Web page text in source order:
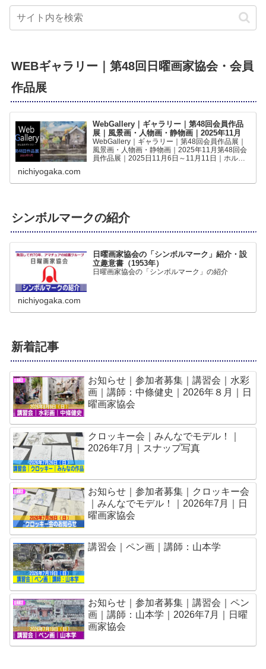
WEBギャラリー｜第48回日曜画家協会・会員
作品展
WebGallery｜ギャラリー｜第48回会員作品
展｜風景画・人物画・静物画｜2025年11月
WebGallery｜ギャラリー｜第48回会員作品展｜
風景画・人物画・静物画｜2025年11月第48回会
員作品展｜2025日11月6日～11月11日｜ホルベ
nichiyogaka.com
シンボルマークの紹介
日曜画家協会の「シンボルマーク」紹介・設
立趣意書（1953年）
日曜画家協会の「シンボルマーク」の紹介
nichiyogaka.com
新着記事
お知らせ｜参加者募集｜講習会｜水彩
画｜講師：中條健史｜2026年８月｜日
曜画家協会
クロッキー会｜みんなでモデル！｜
2026年7月｜スナップ写真
お知らせ｜参加者募集｜クロッキー会
｜みんなでモデル！｜2026年7月｜日
曜画家協会
講習会｜ペン画｜講師：山本学
お知らせ｜参加者募集｜講習会｜ペン
画｜講師：山本学｜2026年7月｜日曜
画家協会